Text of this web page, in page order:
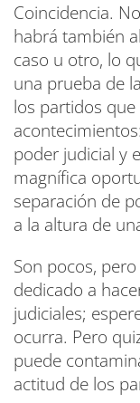
Coincidencia.
habrá también
caso u otro, lo
una prueba de
los partidos
poder judicial y
magnífica
separación de
a la altura de
Son pocos,
dedicado a
judiciales;
ocurra. Pero
puede
actitud de los